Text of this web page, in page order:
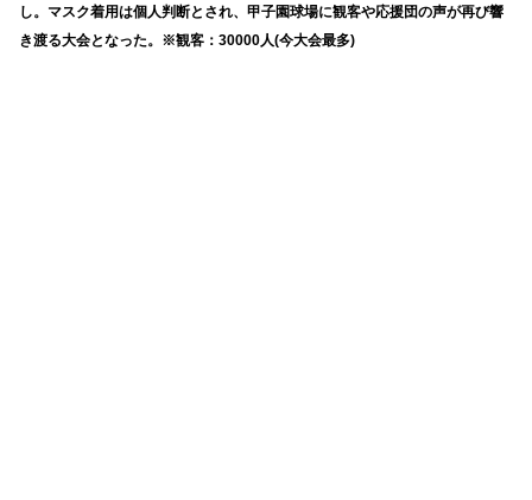
し。マスク着用は個人判断とされ、甲子園球場に観客や応援団の声が再び響
き渡る大会となった。※観客：30000人(今大会最多)